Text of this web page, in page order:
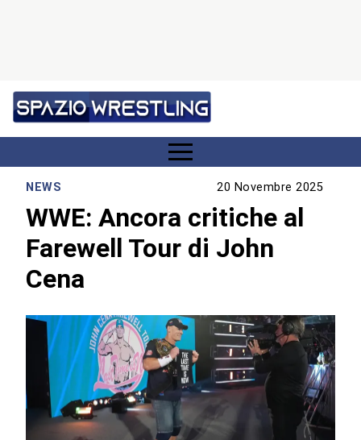
NEWS 20 Novembre 2025
WWE: Ancora critiche al
Farewell Tour di John
Cena